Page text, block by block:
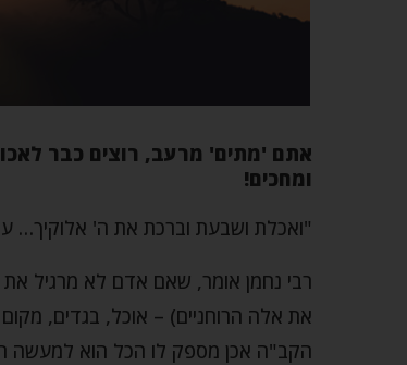
אתם 'מתים' מרעב, רוצים כבר
ומחכים!
"ואכלת ושבעת וברכת את ה' אלוקיך…
רבי נחמן אומר, שאם אדם לא מרגיל את
את אלה הרוחניים) – אוכל, בגדים, מקום
הקב"ה אכן מספק לו הכל הוא למעשה